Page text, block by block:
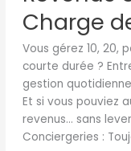
Charge
Vous gérez 10, 20,
courte durée ?
gestion
Et si vous pouviez
revenus… sans
Conciergeries :
Multiplier
vos
Revenus
Sans
Ajouter
de
Charge